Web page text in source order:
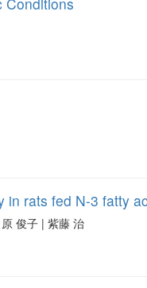
in rats fed N-3 fatty
俊子 | 紫藤 治